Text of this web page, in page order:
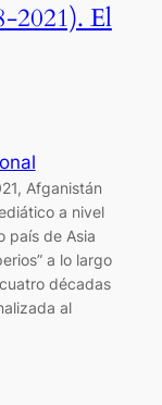
2021). El
Afganistán
a nivel
país de Asia
a lo largo
décadas
al